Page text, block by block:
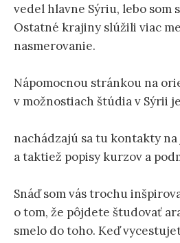
vedel hlavne Sýriu, lebo som
Ostatné krajiny slúžili viac
nasmerovanie.
Nápomocnou stránkou na
v možnostiach štúdia v Sýrii
nachádzajú sa tu kontakty
a taktiež popisy kurzov a
Snáď som vás trochu
o tom, že pôjdete študovať
smelo do toho. Keď